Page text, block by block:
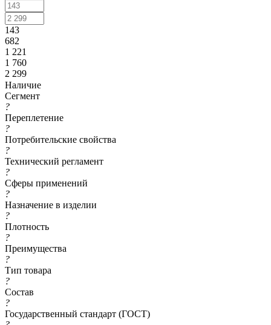
143
682
1 221
1 760
2 299
Наличие
Сегмент
?
Переплетение
?
Потребительские свойства
?
Технический регламент
?
Сферы применений
?
Назначение в изделии
?
Плотность
?
Преимущества
?
Тип товара
?
Состав
?
Государственный стандарт (ГОСТ)